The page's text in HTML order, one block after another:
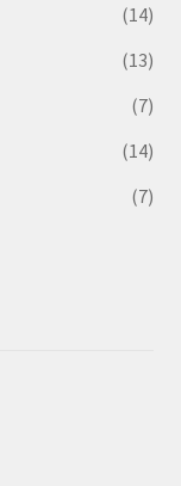
(14)
(13)
(7)
(14)
(7)